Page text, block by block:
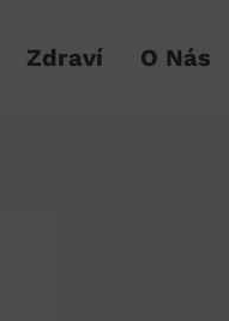
Zdraví O Nás